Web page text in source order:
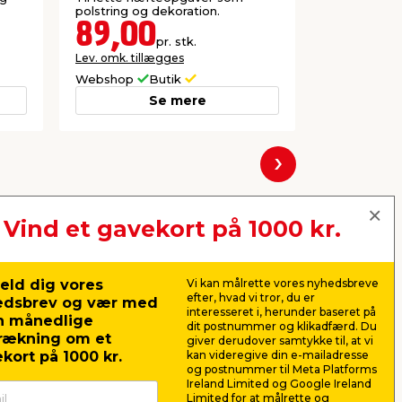
polstring og dekoration.
89,00pr. stk.
Lev. omk. tillægges
Webshop Butik
Se mere
Næste
Vind et gavekort på 1000 kr.
dig vores
og vær med
månedlige
om et
på 1000 kr.
Vi kan målrette vores nyhedsbreve
efter, hvad vi tror, du er
interesseret i, herunder baseret på
dit postnummer og klikadfærd. Du
giver derudover samtykke til, at vi
kan videregive din e-mailadresse
og postnummer til Meta Platforms
Ireland Limited og Google Ireland
Limited for at målrette og